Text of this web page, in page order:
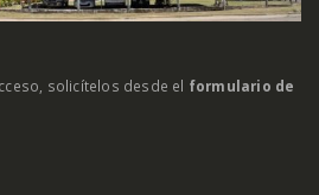
solicítelos desde el formulario de